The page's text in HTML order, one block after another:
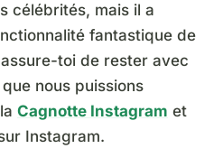
célébrités, mais il a
fantastique de
toi de rester avec
nous puissions
Cagnotte Instagram et
Instagram.